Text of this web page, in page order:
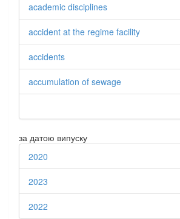
academic disciplines
accident at the regime facility
accidents
accumulation of sewage
за датою випуску
2020
2023
2022